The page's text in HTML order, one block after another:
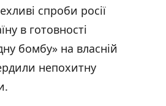
спроби росії
в готовності
бомбу» на власній
непохитну